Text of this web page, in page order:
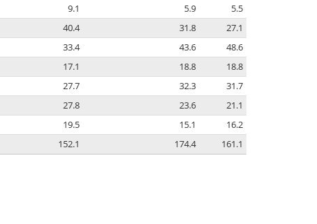
9.1 5.9
5.5
40.4 31.8
27.1
33.4 43.6
48.6
17.1 18.8
18.8
27.7 32.3
31.7
27.8 23.6
21.1
19.5 15.1
16.2
152.1 174.4 161.1